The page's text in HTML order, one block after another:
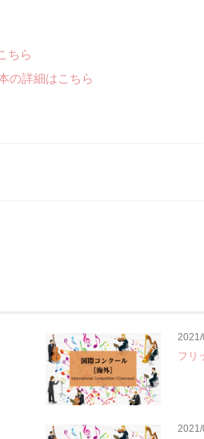
ちら
の詳細はこちら
フリ